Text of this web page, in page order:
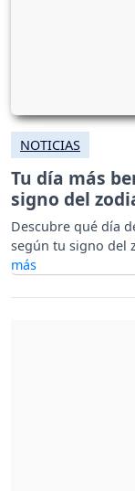
NOTICIAS
Tu día más
signo del
Descubre qué día
según tu signo del